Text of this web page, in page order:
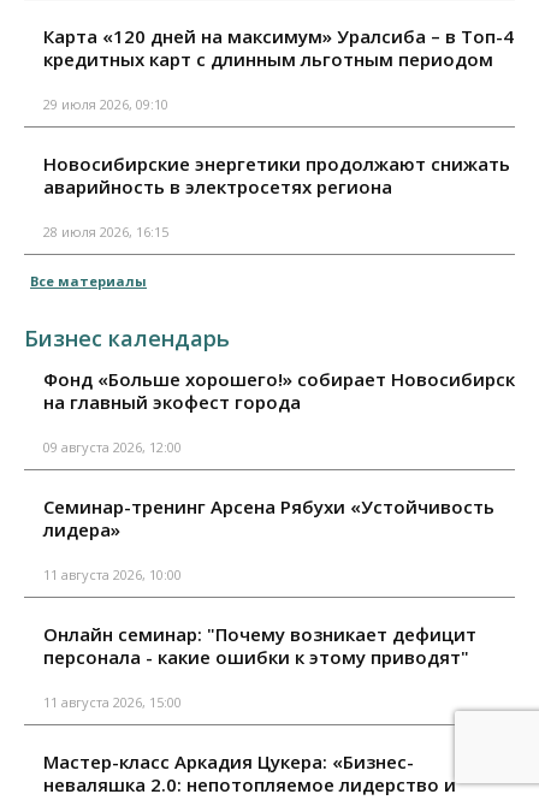
Карта «120 дней на максимум» Уралсиба – в Топ-4
кредитных карт с длинным льготным периодом
29 июля 2026, 09:10
Новосибирские энергетики продолжают снижать
аварийность в электросетях региона
28 июля 2026, 16:15
Все материалы
Бизнес календарь
Фонд «Больше хорошего!» собирает Новосибирск
на главный экофест города
09 августа 2026, 12:00
Семинар-тренинг Арсена Рябухи «Устойчивость
лидера»
11 августа 2026, 10:00
Онлайн семинар: "Почему возникает дефицит
персонала - какие ошибки к этому приводят"
11 августа 2026, 15:00
Мастер-класс Аркадия Цукера: «Бизнес-
неваляшка 2.0: непотопляемое лидерство и